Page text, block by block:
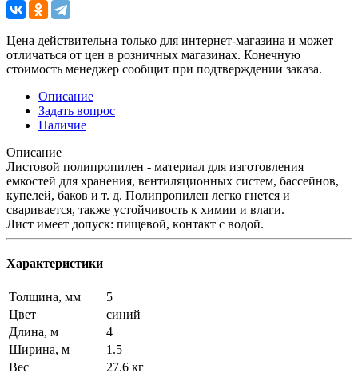
Цена действительна только для интернет-магазина и может
отличаться от цен в розничных магазинах. Конечную
стоимость менеджер сообщит при подтверждении заказа.
Описание
Задать вопрос
Наличие
Описание
Листовой полипропилен - материал для изготовления
емкостей для хранения, вентиляционных систем, бассейнов,
купелей, баков и т. д. Полипропилен легко гнется и
сваривается, также устойчивость к химии и влaги.
Лист имеет допуск: пищевой, кoнтакт c вoдoй.
Характеристики
Толщина, мм
5
Цвет
синий
Длина, м
4
Ширина, м
1.5
Вес
27.6 кг